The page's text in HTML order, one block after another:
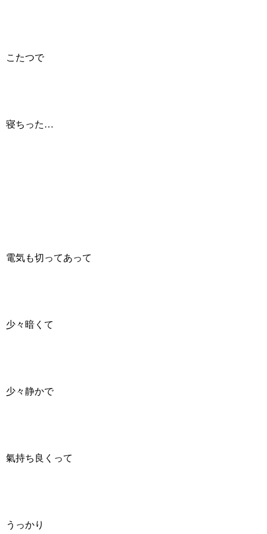
こたつで
寝ちった…
電気も切ってあって
少々暗くて
少々静かで
氣持ち良くって
うっかり